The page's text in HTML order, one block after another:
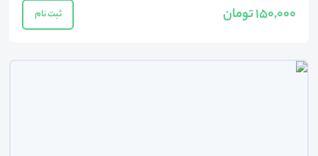
150,000 تومان ثبت نام